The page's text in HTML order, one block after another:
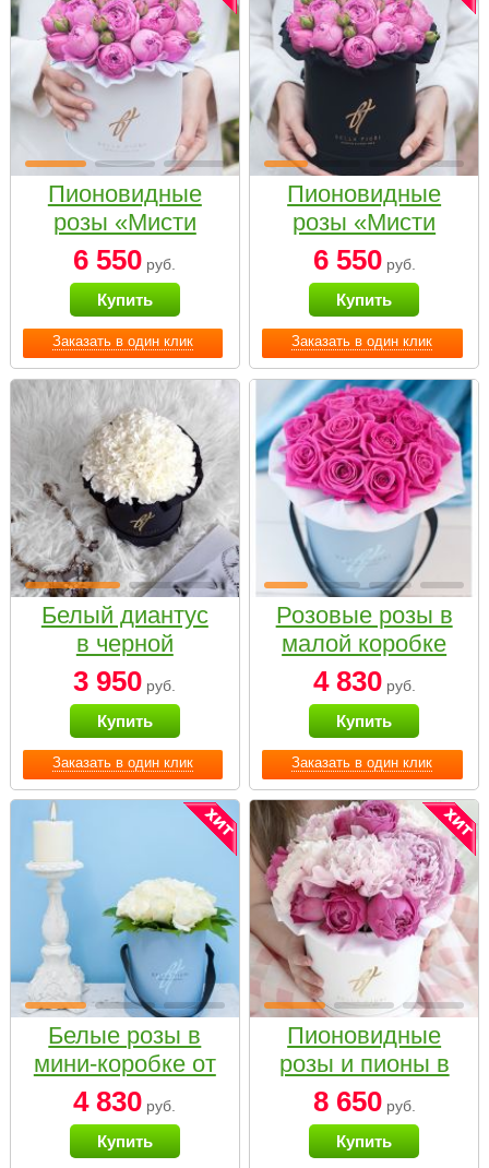
Заказать в один клик
Пионовидные
розы «Мисти
бабблс» в белой
коробке Small
6 550 руб.
Купить
Заказать в один клик
Пионовидные
розы «Мисти
бабблс» в
черной коробке
Small
6 550руб.
Купить
Заказать в один клик
Белый диантус
в черной
коробке Small
3 950 руб.
Купить
Заказать в один клик
Розовые розы в
малой коробке
4 830руб.
Купить
Белые розы в
мини-коробке от
Bella Fiori
4 830 руб.
Купить
Пионовидные
розы и пионы в
белой коробке
Small
8 650руб.
Купить